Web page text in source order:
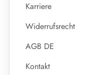
Karriere
Widerrufsrecht
AGB DE
Kontakt